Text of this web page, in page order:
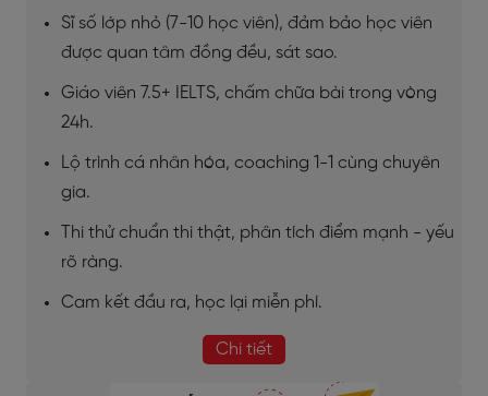
Sĩ số lớp nhỏ (7-10 học viên), đảm bảo học viên
được quan tâm đồng đều, sát sao.
Giáo viên 7.5+ IELTS, chấm chữa bài trong vòng
24h.
Lộ trình cá nhân hóa, coaching 1-1 cùng chuyên
gia.
Thi thử chuẩn thi thật, phân tích điểm mạnh - yếu
rõ ràng.
Cam kết đầu ra, học lại miễn phí.
Chi tiết